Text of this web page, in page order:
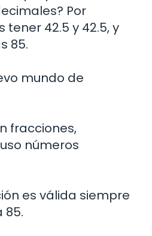
Por
42.5 y 42.5, y
85.
mundo de
fracciones,
números
es válida siempre
85.